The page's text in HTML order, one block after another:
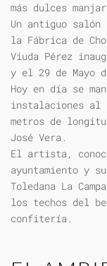
más dulces
Un antiguo
la Fábrica de
Viuda Pérez
y el 29 de Mayo
Hoy en día se
instalaciones al
metros de
José Vera.
El artista,
ayuntamiento y
Toledana La
los techos del
confitería.